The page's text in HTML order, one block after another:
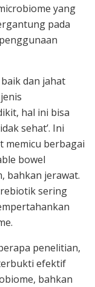
yang
pada
dan jahat
hal ini bisa
sehat’. Ini
memicu berbagai
bowel
bahkan jerawat.
sering
penelitian,
efektif
bahkan